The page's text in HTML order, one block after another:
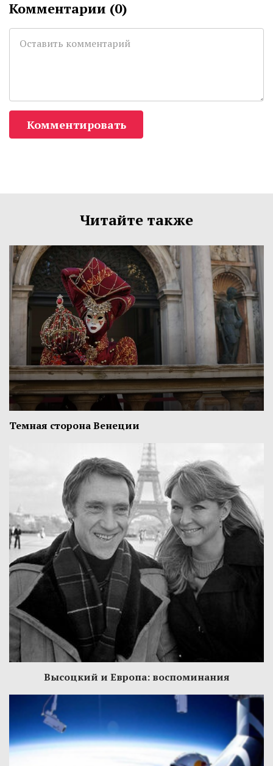
Комментарии (0)
Комментировать
Читайте также
Темная сторона Венеции
Высоцкий и Европа: воспоминания